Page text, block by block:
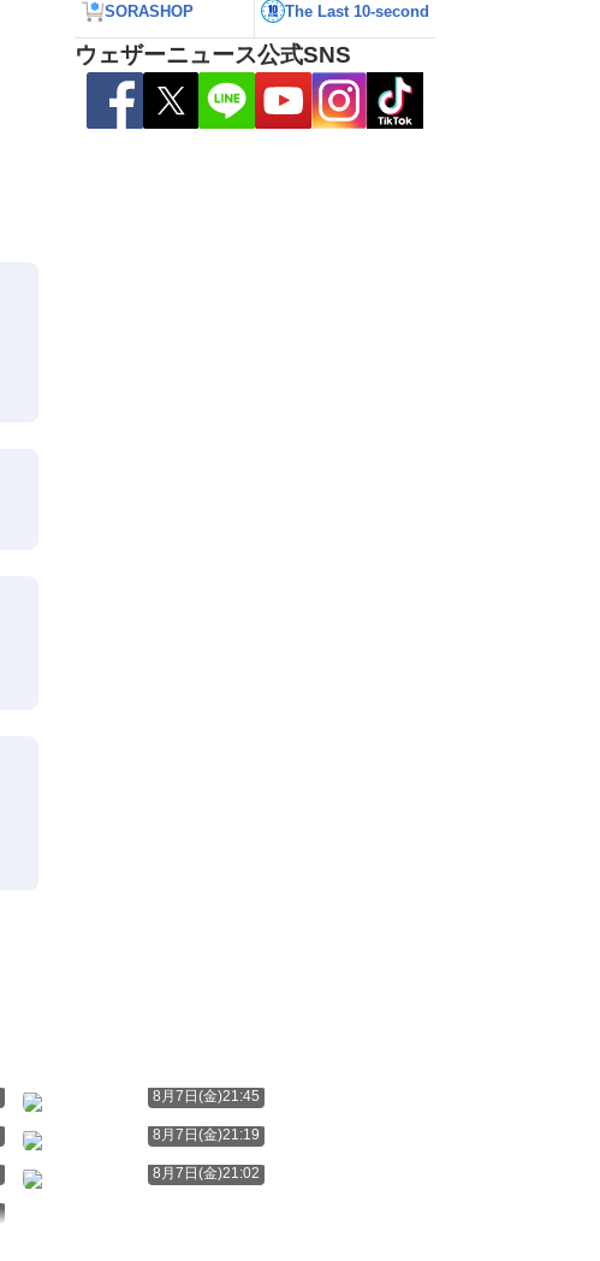
SORASHOP The Last 10-second
ウェザーニュース公式SNS
8月7日(金)21:45
8月7日(金)21:19
8月7日(金)21:02